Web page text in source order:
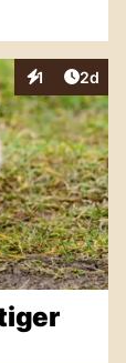
1
Interaktionen
2d